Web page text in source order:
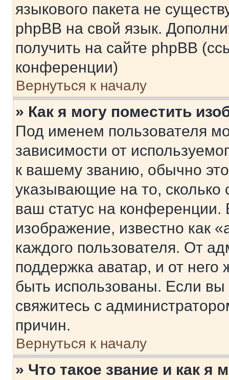
языкового пакета не
phpBB на свой язык.
получить на сайте phpBB
конференции)
Вернуться к началу
» Как я могу поместить
Под именем пользователя
зависимости от
к вашему званию, обычно это
указывающие на то,
ваш статус на
изображение, известно как
каждого пользователя. От
поддержка аватар, и от него
быть использованы. Если
свяжитесь с
причин.
Вернуться к началу
» Что такое звание и как я